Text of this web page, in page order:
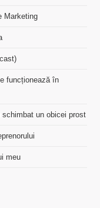
Marketing
funcționează în
un obicei prost
meu